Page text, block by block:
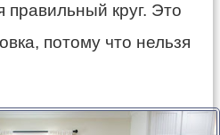
правильный круг. Это
потому что нельзя